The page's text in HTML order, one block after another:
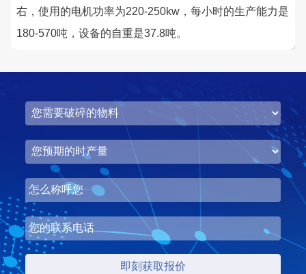
右，使用的电机功率为220-250kw，每小时的生产能力是
180-570吨，设备的自重是37.8吨。
湖北省中昇东浩荆门建材时产500-600吨机制砂项目
项目坐标
湖北省荆门市
设计产能
时产500-600吨